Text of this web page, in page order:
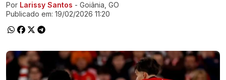
Ir direto pra matéria
Por Larissy Santos - Goiânia, GO
Publicado em: 19/02/2026 11:20